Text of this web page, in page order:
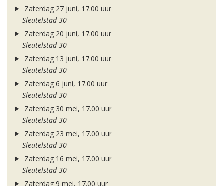
Zaterdag 27 juni, 17.00 uur
Sleutelstad 30
Zaterdag 20 juni, 17.00 uur
Sleutelstad 30
Zaterdag 13 juni, 17.00 uur
Sleutelstad 30
Zaterdag 6 juni, 17.00 uur
Sleutelstad 30
Zaterdag 30 mei, 17.00 uur
Sleutelstad 30
Zaterdag 23 mei, 17.00 uur
Sleutelstad 30
Zaterdag 16 mei, 17.00 uur
Sleutelstad 30
Zaterdag 9 mei, 17.00 uur